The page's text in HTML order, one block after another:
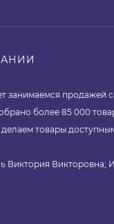
занимаемся продажей
более 85 000
товары
Виктория Викторовна;